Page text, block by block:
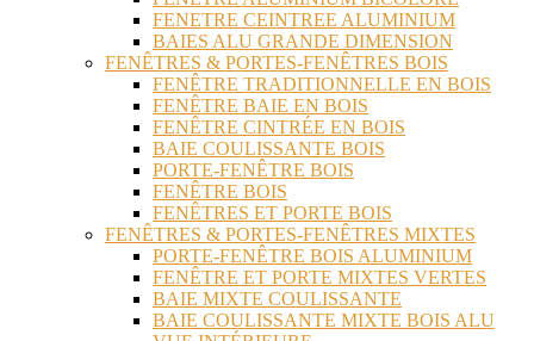
FENETRE CEINTREE ALUMINIUM
BAIES ALU GRANDE DIMENSION
FENÊTRES & PORTES-FENÊTRES BOIS
FENÊTRE TRADITIONNELLE EN BOIS
FENÊTRE BAIE EN BOIS
FENÊTRE CINTRÉE EN BOIS
BAIE COULISSANTE BOIS
PORTE-FENÊTRE BOIS
FENÊTRE BOIS
FENÊTRES ET PORTE BOIS
FENÊTRES & PORTES-FENÊTRES MIXTES
PORTE-FENÊTRE BOIS ALUMINIUM
FENÊTRE ET PORTE MIXTES VERTES
BAIE MIXTE COULISSANTE
BAIE COULISSANTE MIXTE BOIS ALU